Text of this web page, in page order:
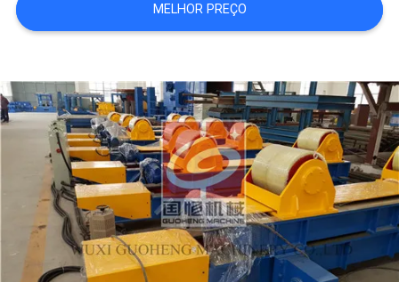
PRIVACIDADEMELHOR PREÇO